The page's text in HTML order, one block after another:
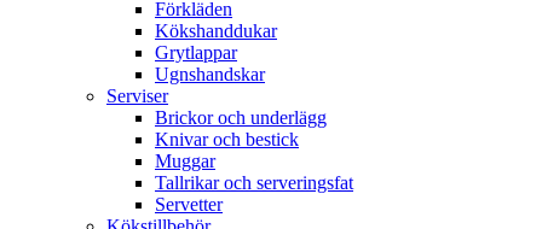
Förkläden
Kökshanddukar
Grytlappar
Ugnshandskar
Serviser
Brickor och underlägg
Knivar och bestick
Muggar
Tallrikar och serveringsfat
Servetter